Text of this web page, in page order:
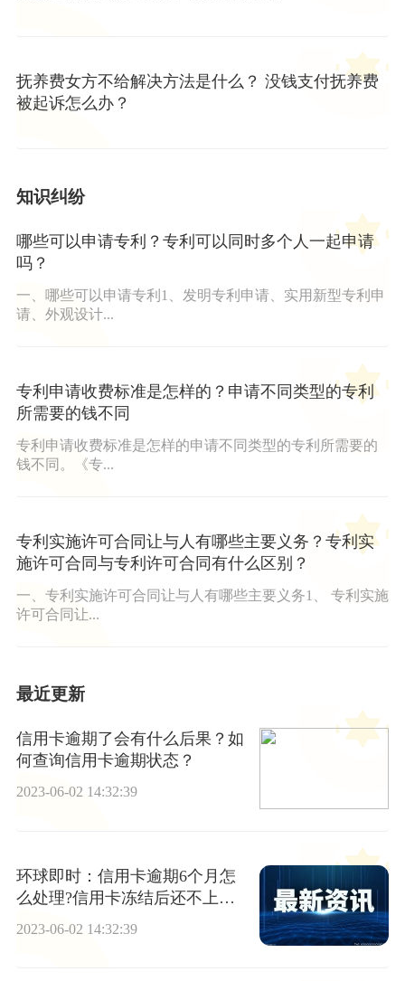
抚养费女方不给解决方法是什么？ 没钱支付抚养费
被起诉怎么办？
知识纠纷
哪些可以申请专利？专利可以同时多个人一起申请
吗？
一、哪些可以申请专利1、发明专利申请、实用新型专利申
请、外观设计...
专利申请收费标准是怎样的？申请不同类型的专利
所需要的钱不同
专利申请收费标准是怎样的申请不同类型的专利所需要的
钱不同。《专...
专利实施许可合同让与人有哪些主要义务？专利实
施许可合同与专利许可合同有什么区别？
一、专利实施许可合同让与人有哪些主要义务1、 专利实施
许可合同让...
最近更新
信用卡逾期了会有什么后果？如
何查询信用卡逾期状态？
2023-06-02 14:32:39
环球即时：信用卡逾期6个月怎
么处理?信用卡冻结后还不上钱
2023-06-02 14:32:39